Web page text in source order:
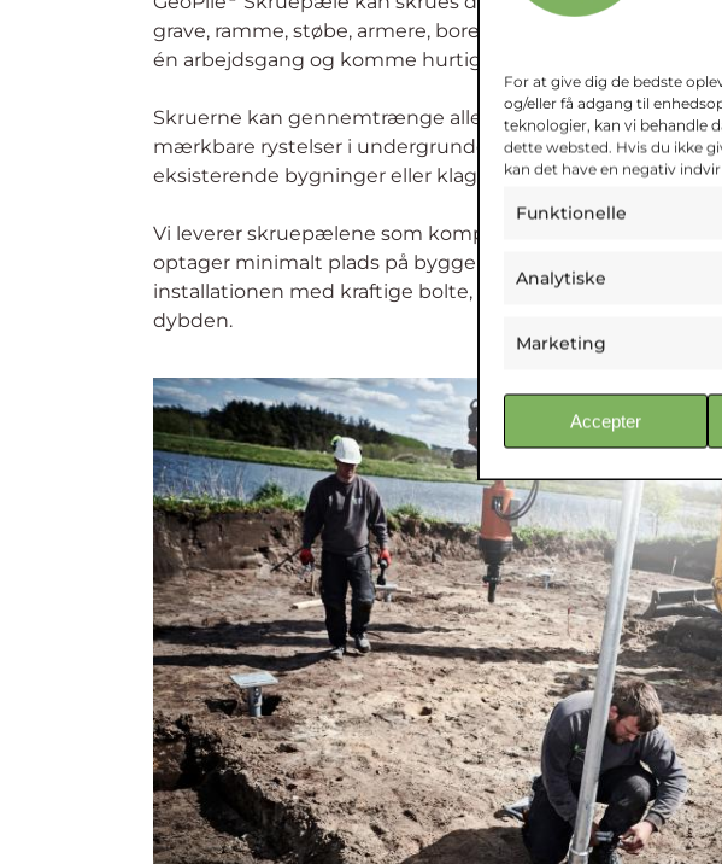
For at give dig de bedste
og/eller få adgang til
teknologier, kan vi behandle
dette websted. Hvis du ikke
kan det have en negativ
Funktionelle
Analytiske
Marketing
Accepter
Derfor har GeoPile®Skruepæle en
GeoPile®Skruepæle er designet med bærende plader
der sørger for at overføre vægten fra bygningen til det
Skruepælene kan nå helt ned i en dybde på 25 meter.
relativt smalt (men kraftigt) skaft, der sørger for at
overflademodstand fra de øvre jordlag. Samlet set betyder
en langt større bæreevne end eksempelvis jordskruer
skrueform. Det gør GeoPile®Skruepæle velegnede til selv
Også til forankring
Ved bare få meters dybde opnås en anseelig trækstyrke,
Så snart jordankeret er monteret, kan det belastes uden
sammen med trækstyrken, gør jordskruer til et